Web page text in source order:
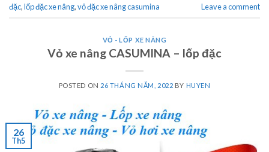
đặc,lốp đặc xe nâng,vỏ đặc xe nâng casumina Leave a comment
VỎ - LỐP XE NÂNG
Vỏ xe nâng CASUMINA – lốp đặc
POSTED ON 26 THÁNG NĂM, 2022 BY HUYEN
26
Th5